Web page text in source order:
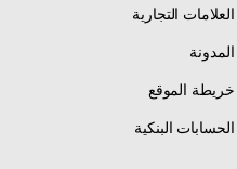
العلامات التجارية
المدونة
خريطة الموقع
الحسابات البنكية